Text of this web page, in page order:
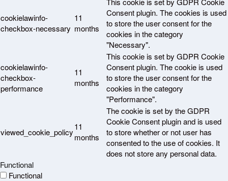
cookielawinfo-
checkbox-necessary
11
months
Consent plugin. The cookies is used
to store the user consent for the
cookies in the category
"Necessary".
cookielawinfo-
checkbox-
performance
11
months
This cookie is set by GDPR Cookie
Consent plugin. The cookie is used
to store the user consent for the
cookies in the category
"Performance".
viewed_cookie_policy
11
months
The cookie is set by the GDPR
Cookie Consent plugin and is used
to store whether or not user has
consented to the use of cookies. It
does not store any personal data.
Functional
Functional